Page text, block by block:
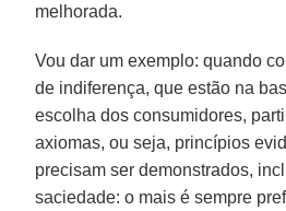
melhorada.
Vou dar um exemplo: quando
de indiferença, que estão na
escolha dos consumidores,
axiomas, ou seja, princípios
precisam ser demonstrados,
saciedade: o mais é sempre